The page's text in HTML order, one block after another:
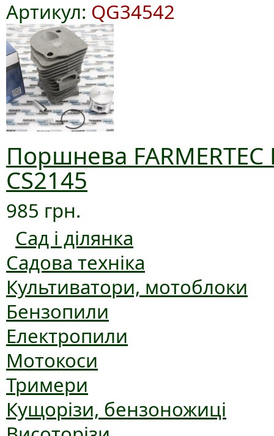
Артикул: QG34542
Поршнева
CS2145
985 грн.
Сад і ділянка
Садова техніка
Культиватори, мотоблоки
Бензопили
Електропили
Мотокоси
Тримери
Кущорізи, бензоножиці